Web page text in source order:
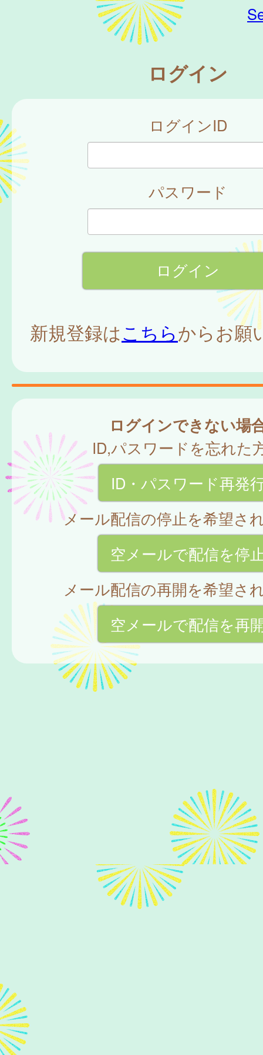
ログイン
ログインID
パスワード
新規登録はこちらからお願
ログインできない場
ID,パスワードを忘れた
ID・パスワード再発
メール配信の停止を希望さ
空メールで配信を停
メール配信の再開を希望さ
空メールで配信を再